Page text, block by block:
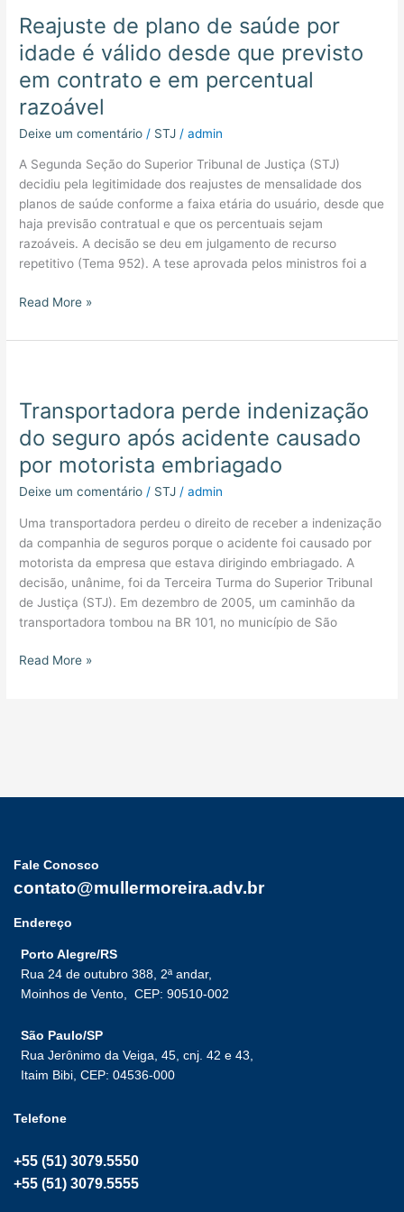
Reajuste de plano de saúde por
idade é válido desde que previsto
em contrato e em percentual
razoável
Deixe um comentário / STJ /admin
A Segunda Seção do Superior Tribunal de Justiça (STJ)
decidiu pela legitimidade dos reajustes de mensalidade dos
planos de saúde conforme a faixa etária do usuário, desde que
haja previsão contratual e que os percentuais sejam
razoáveis. A decisão se deu em julgamento de recurso
repetitivo (Tema 952). A tese aprovada pelos ministros foi a
Read More »
Transportadora perde indenização
do seguro após acidente causado
por motorista embriagado
Deixe um comentário / STJ /admin
Uma transportadora perdeu o direito de receber a indenização
da companhia de seguros porque o acidente foi causado por
motorista da empresa que estava dirigindo embriagado. A
decisão, unânime, foi da Terceira Turma do Superior Tribunal
de Justiça (STJ). Em dezembro de 2005, um caminhão da
transportadora tombou na BR 101, no município de São
indenização
do
seguro
após
acidente
por
motorista
embriagado
Read More »
Fale Conosco
contato@mullermoreira.adv.br
Endereço
Porto Alegre/RS
Rua 24 de outubro 388, 2ª andar,
Moinhos de Vento, CEP: 90510-002
São Paulo/SP
Rua Jerônimo da Veiga, 45, cnj. 42 e 43,
Itaim Bibi, CEP: 04536-000
Telefone
+55 (51) 3079.5550
+55 (51) 3079.5555